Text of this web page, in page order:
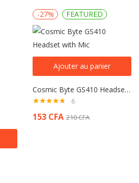
Connexion
de passe perdu?
-27% FEATURED
Ajouter au panier
Cosmic Byte GS410 Headset with Mic
sur 5
6
153 CFA 210CFA